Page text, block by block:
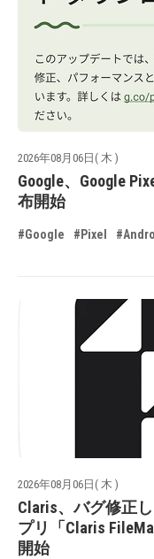
2026年08月06日( 木 )
Google、Google
布開始
#Google #Pixel
2026年08月06日( 木 )
Claris、バグ修正
プリ「Claris
開始